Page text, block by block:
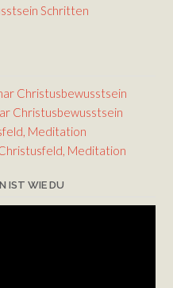
Schritten
Christusbewusstsein
Christusbewusstsein
Meditation
Meditation
IST WIE DU